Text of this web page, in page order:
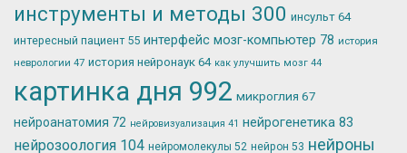
инструменты и методы 300 инсульт 64
интересный пациент 55 интерфейс мозг-компьютер 78 история
неврологии 47 история нейронаук 64 как улучшить мозг 44
картинка дня 992 микроглия 67
нейроанатомия 72 нейровизуализация 41 нейрогенетика 83
нейрозоология 104 нейромолекулы 52 нейрон 53 нейроны